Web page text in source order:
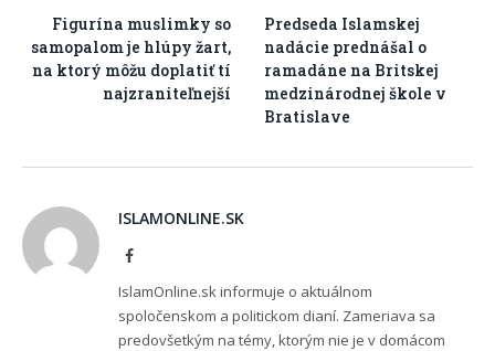
Figurína muslimky so
samopalom je hlúpy žart,
na ktorý môžu doplatiť tí
najzraniteľnejší
Predseda Islamskej
nadácie prednášal o
ramadáne na Britskej
medzinárodnej škole v
Bratislave
ISLAMONLINE.SK
Facebook
IslamOnline.sk informuje o aktuálnom
spoločenskom a politickom dianí. Zameriava sa
predovšetkým na témy, ktorým nie je v domácom